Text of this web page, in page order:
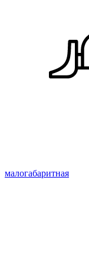
малогабаритная